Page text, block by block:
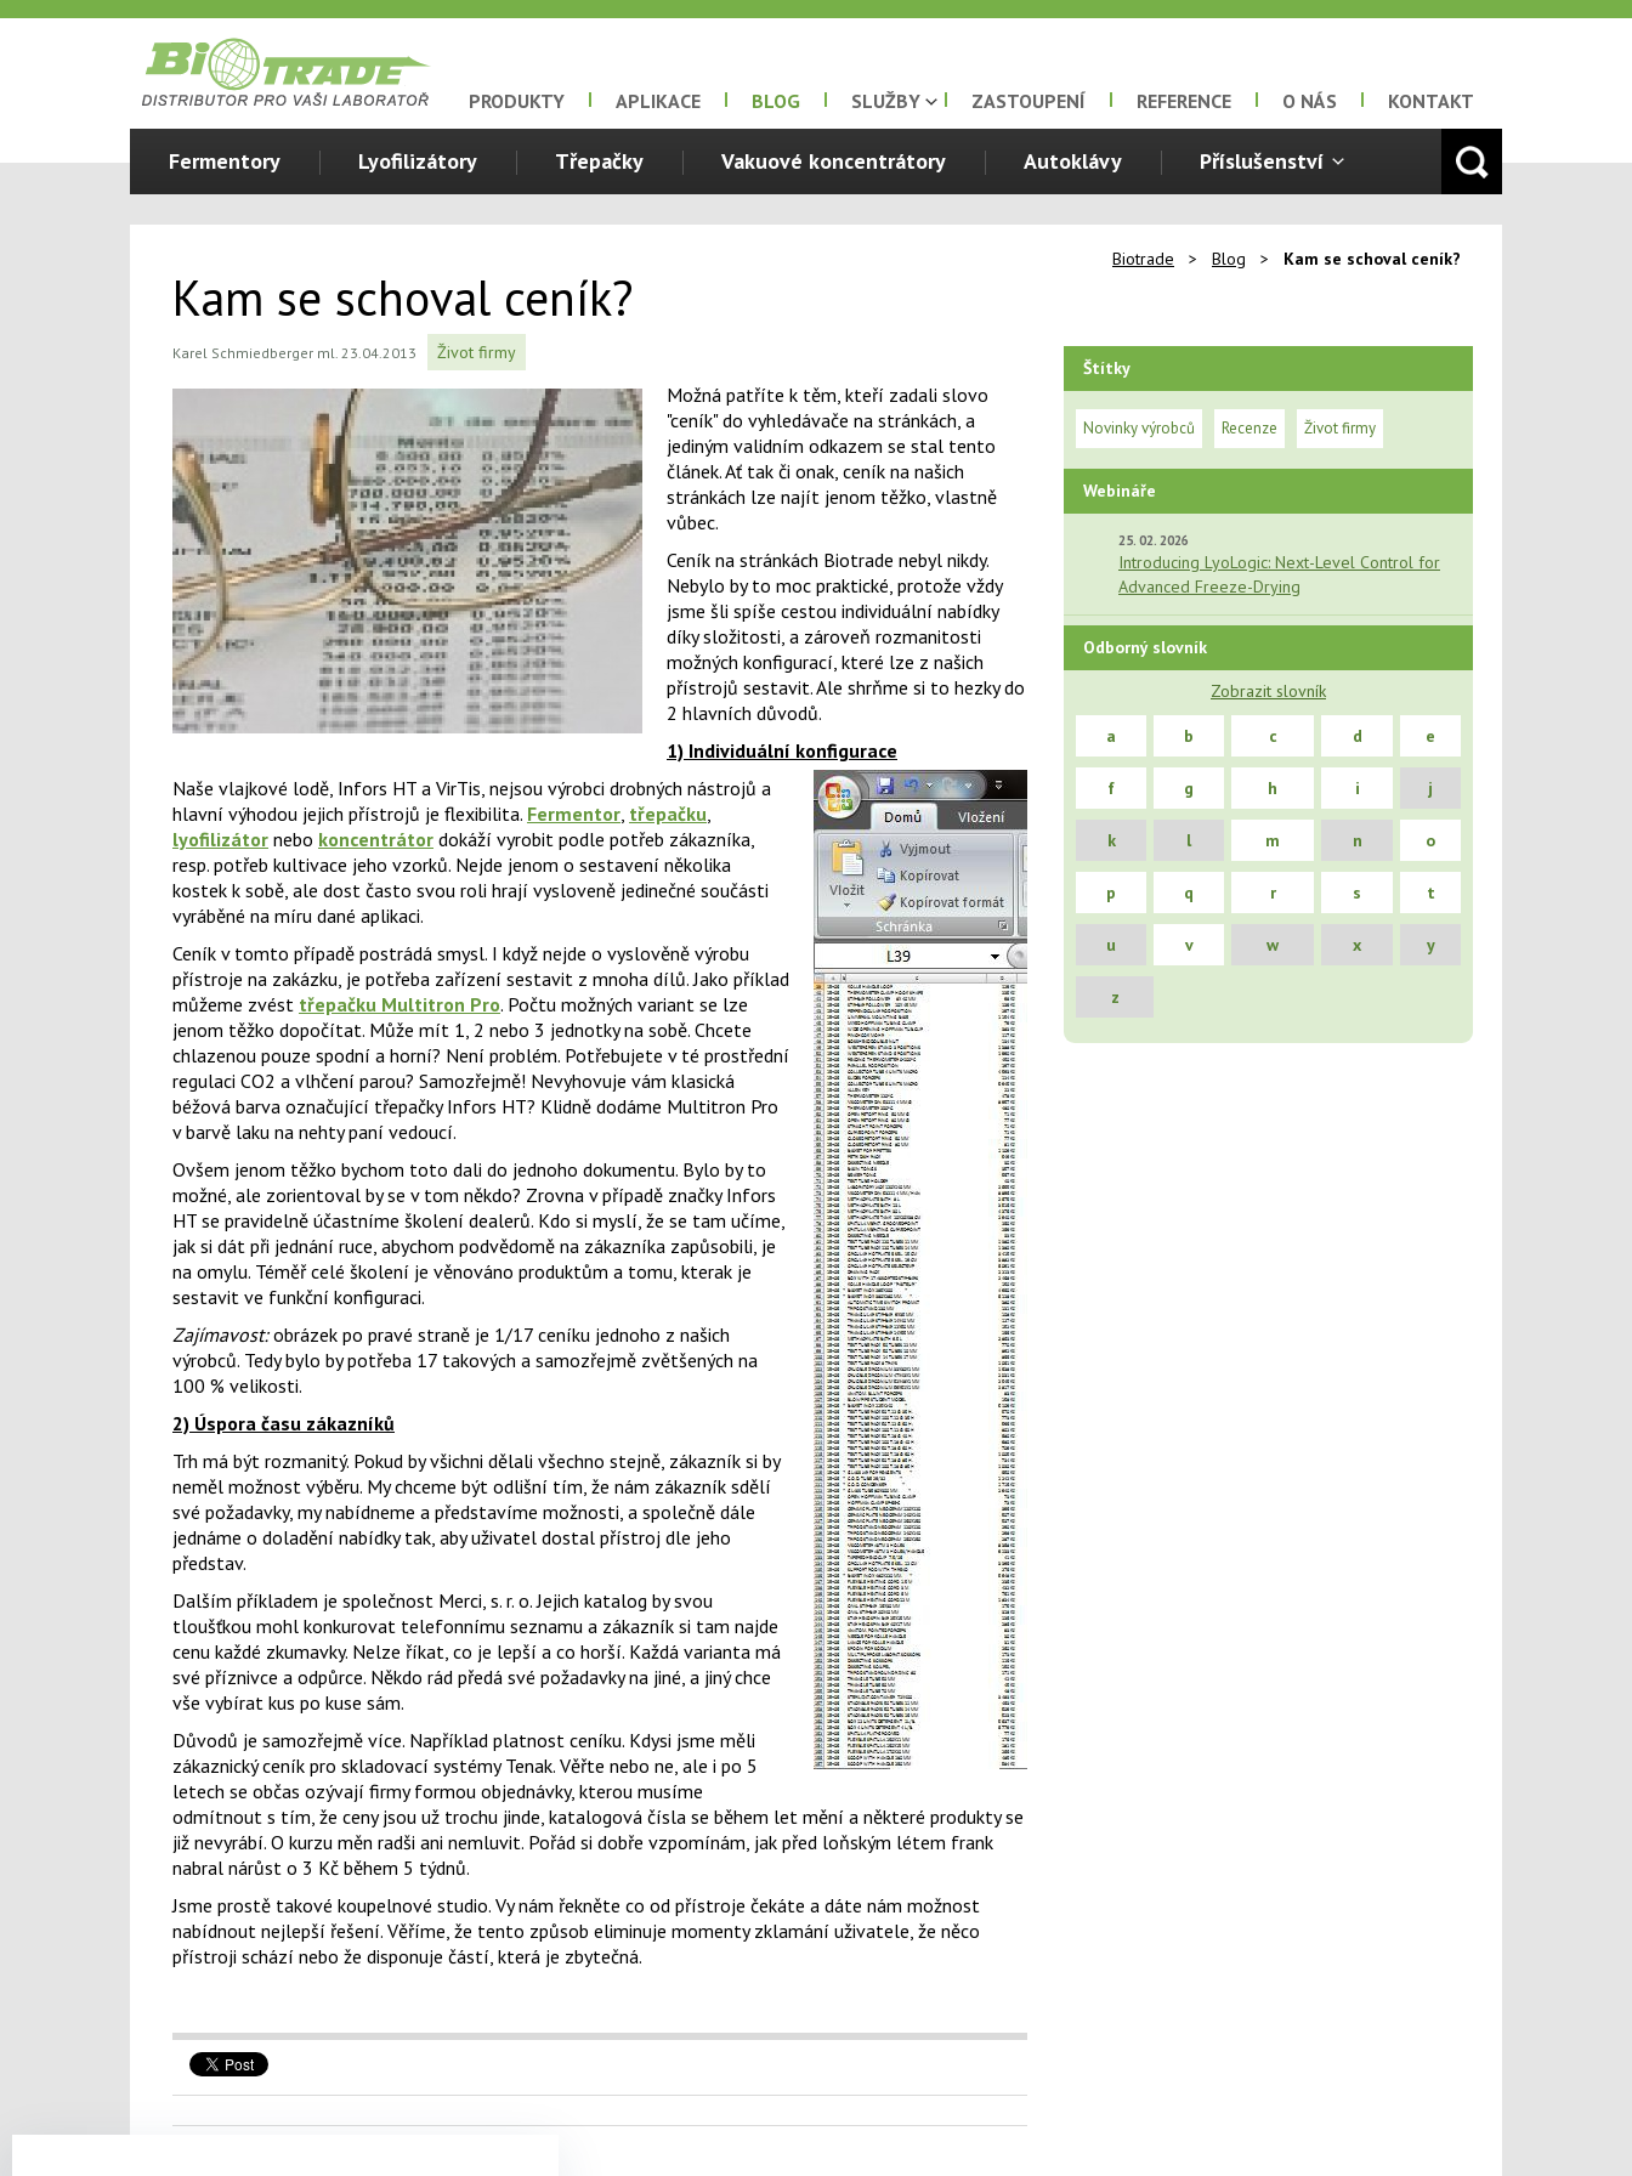
PRODUKTY APLIKACE BLOG SLUŽBY ZASTOUPENÍ REFERENCE O NÁS KONTAKT
Fermentory Lyofilizátory Třepačky Vakuové koncentrátory Autoklávy Příslušenství
Biotrade > Blog > Kam se schoval ceník?
Kam se schoval ceník?
Karel Schmiedberger ml. 23.04.2013 Život firmy
Možná patříte k těm, kteří zadali slovo
"ceník" do vyhledávače na stránkách, a
jediným validním odkazem se stal tento
článek. Ať tak či onak, ceník na našich
stránkách lze najít jenom těžko, vlastně
vůbec.
Ceník na stránkách Biotrade nebyl nikdy.
Nebylo by to moc praktické, protože vždy
jsme šli spíše cestou individuální nabídky
díky složitosti, a zároveň rozmanitosti
možných konfigurací, které lze z našich
přístrojů sestavit. Ale shrňme si to hezky do
2 hlavních důvodů.
1) Individuální konfigurace
Naše vlajkové lodě, Infors HT a VirTis, nejsou výrobci drobných nástrojů a
hlavní výhodou jejich přístrojů je flexibilita. Fermentor, třepačku,
lyofilizátor nebo koncentrátor dokáží vyrobit podle potřeb zákazníka,
resp. potřeb kultivace jeho vzorků. Nejde jenom o sestavení několika
kostek k sobě, ale dost často svou roli hrají vysloveně jedinečné součásti
vyráběné na míru dané aplikaci.
Ceník v tomto případě postrádá smysl. I když nejde o vyslověně výrobu
přístroje na zakázku, je potřeba zařízení sestavit z mnoha dílů. Jako příklad
můžeme zvést třepačku Multitron Pro. Počtu možných variant se lze
jenom těžko dopočítat. Může mít 1, 2 nebo 3 jednotky na sobě. Chcete
chlazenou pouze spodní a horní? Není problém. Potřebujete v té prostřední
regulaci CO2 a vlhčení parou? Samozřejmě! Nevyhovuje vám klasická
béžová barva označující třepačky Infors HT? Klidně dodáme Multitron Pro
v barvě laku na nehty paní vedoucí.
Ovšem jenom těžko bychom toto dali do jednoho dokumentu. Bylo by to
možné, ale zorientoval by se v tom někdo? Zrovna v případě značky Infors
HT se pravidelně účastníme školení dealerů. Kdo si myslí, že se tam učíme,
jak si dát při jednání ruce, abychom podvědomě na zákazníka zapůsobili, je
na omylu. Téměř celé školení je věnováno produktům a tomu, kterak je
sestavit ve funkční konfiguraci.
Zajímavost:obrázek po pravé straně je 1/17 ceníku jednoho z našich
výrobců. Tedy bylo by potřeba 17 takových a samozřejmě zvětšených na
100 % velikosti.
2) Úspora času zákazníků
Trh má být rozmanitý. Pokud by všichni dělali všechno stejně, zákazník si by
neměl možnost výběru. My chceme být odlišní tím, že nám zákazník sdělí
své požadavky, my nabídneme a představíme možnosti, a společně dále
jednáme o doladění nabídky tak, aby uživatel dostal přístroj dle jeho
představ.
Dalším příkladem je společnost Merci, s. r. o. Jejich katalog by svou
tloušťkou mohl konkurovat telefonnímu seznamu a zákazník si tam najde
cenu každé zkumavky. Nelze říkat, co je lepší a co horší. Každá varianta má
své příznivce a odpůrce. Někdo rád předá své požadavky na jiné, a jiný chce
vše vybírat kus po kuse sám.
Důvodů je samozřejmě více. Například platnost ceníku. Kdysi jsme měli
zákaznický ceník pro skladovací systémy Tenak. Věřte nebo ne, ale i po 5
letech se občas ozývají firmy formou objednávky, kterou musíme
odmítnout s tím, že ceny jsou už trochu jinde, katalogová čísla se během let mění a některé produkty se
již nevyrábí. O kurzu měn radši ani nemluvit. Pořád si dobře vzpomínám, jak před loňským létem frank
nabral nárůst o 3 Kč během 5 týdnů.
Jsme prostě takové koupelnové studio. Vy nám řekněte co od přístroje čekáte a dáte nám možnost
nabídnout nejlepší řešení. Věříme, že tento způsob eliminuje momenty zklamání uživatele, že něco
přístroji schází nebo že disponuje částí, která je zbytečná.
Štítky
Novinky výrobců Recenze Život firmy
Webináře
25. 02. 2026
Introducing LyoLogic: Next-Level Control for
Advanced Freeze-Drying
Odborný slovník
Zobrazit slovník
a b c d e
f g h i j
k l m n o
p q r s t
u v w x y
z